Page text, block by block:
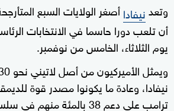
وتعدنيفاداأصغر الولايات السبع
أن تلعب دورا حاسما في الانتخابات
يوم الثلاثاء، الخامس من نوفمبر.
نيفادا، وعادة ما يكونوا مصدر قوة
ترامب على دعم 38 بالمئة